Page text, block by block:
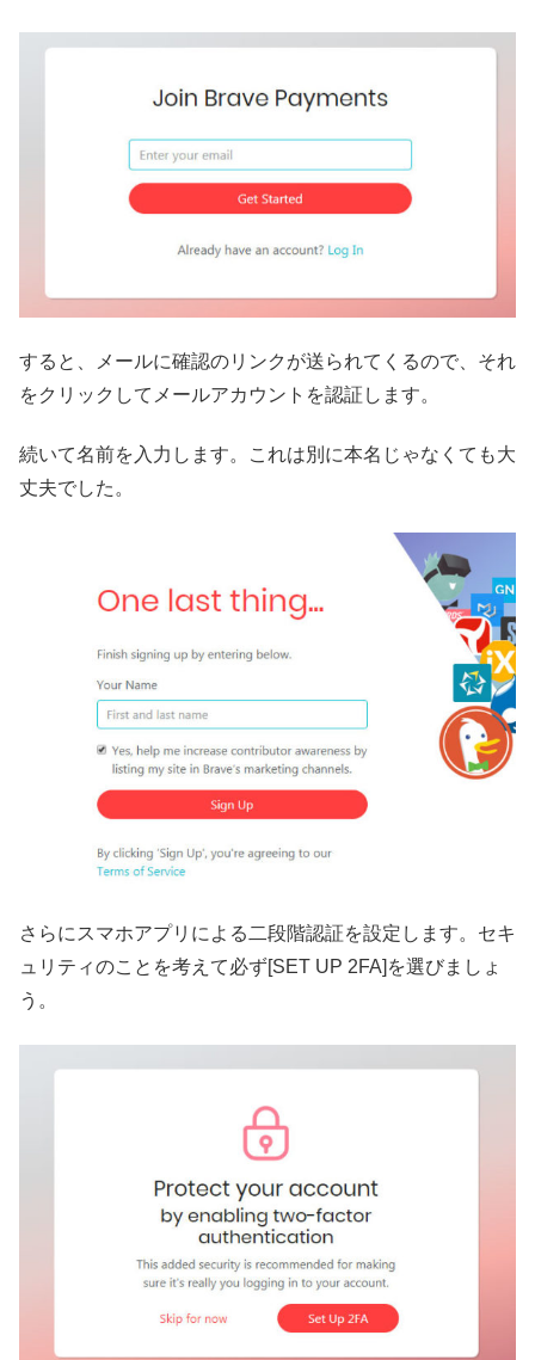
すると、メールに確認のリンクが送られてくるので、それ
をクリックしてメールアカウントを認証します。
続いて名前を入力します。これは別に本名じゃなくても大
丈夫でした。
さらにスマホアプリによる二段階認証を設定します。セキ
ュリティのことを考えて必ず[SET UP 2FA]を選びましょ
う。